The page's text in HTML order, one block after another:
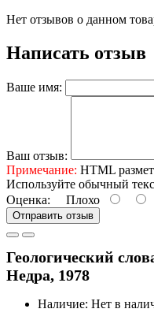
Нет отзывов о данном
Написать отзыв
Ваше имя:
Ваш отзыв:
Примечание: HTML
Используйте обычный
Оценка: Плохо
Отправить отзыв
Геологический
Недра, 1978
Наличие: Нет в